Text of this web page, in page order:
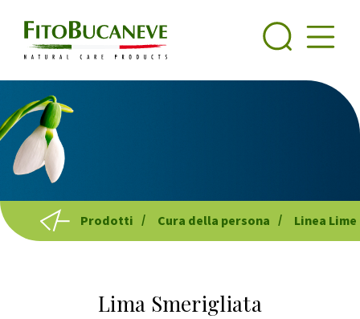
Prodotti Cura della persona Linea Lime
Lima Smerigliata